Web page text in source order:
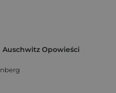
Auschwitz Opowieści